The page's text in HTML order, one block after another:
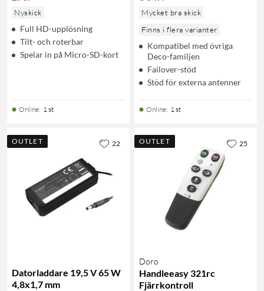
Nyskick
Full HD-upplösning
Tilt- och roterbar
Spelar in på Micro-SD-kort
Online: 1 st
Mycket bra skick
Finns i flera varianter
Kompatibel med övriga
Deco-familjen
Failover-stöd
Stöd för externa antenner
Online: 1 st
OUTLET
Datorladdare 19,5 V 65 W
4,8x1,7 mm
22 OUTLET
Doro
Handleeasy 321rc
Fjärrkontroll
25